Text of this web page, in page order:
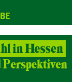
in Hessen
Perspektiven